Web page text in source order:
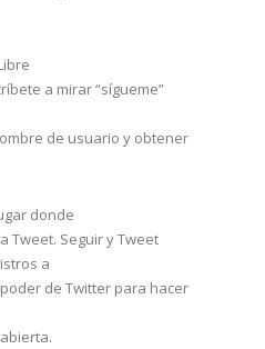
a mirar “sígueme”
de usuario y obtener
donde
Tweet. Seguir y Tweet
a
de Twitter para hacer